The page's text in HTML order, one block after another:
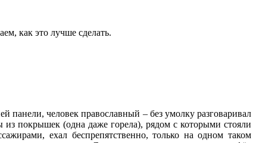
как это лучше сделать.
панели, человек православный – без умолку разговаривал
из покрышек (одна даже горела), рядом с которыми стояли
ехал беспрепятственно, только на одном таком